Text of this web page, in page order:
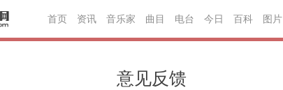
首页 资讯 音乐家 曲目 电台 今日 百科 图片
意见反馈